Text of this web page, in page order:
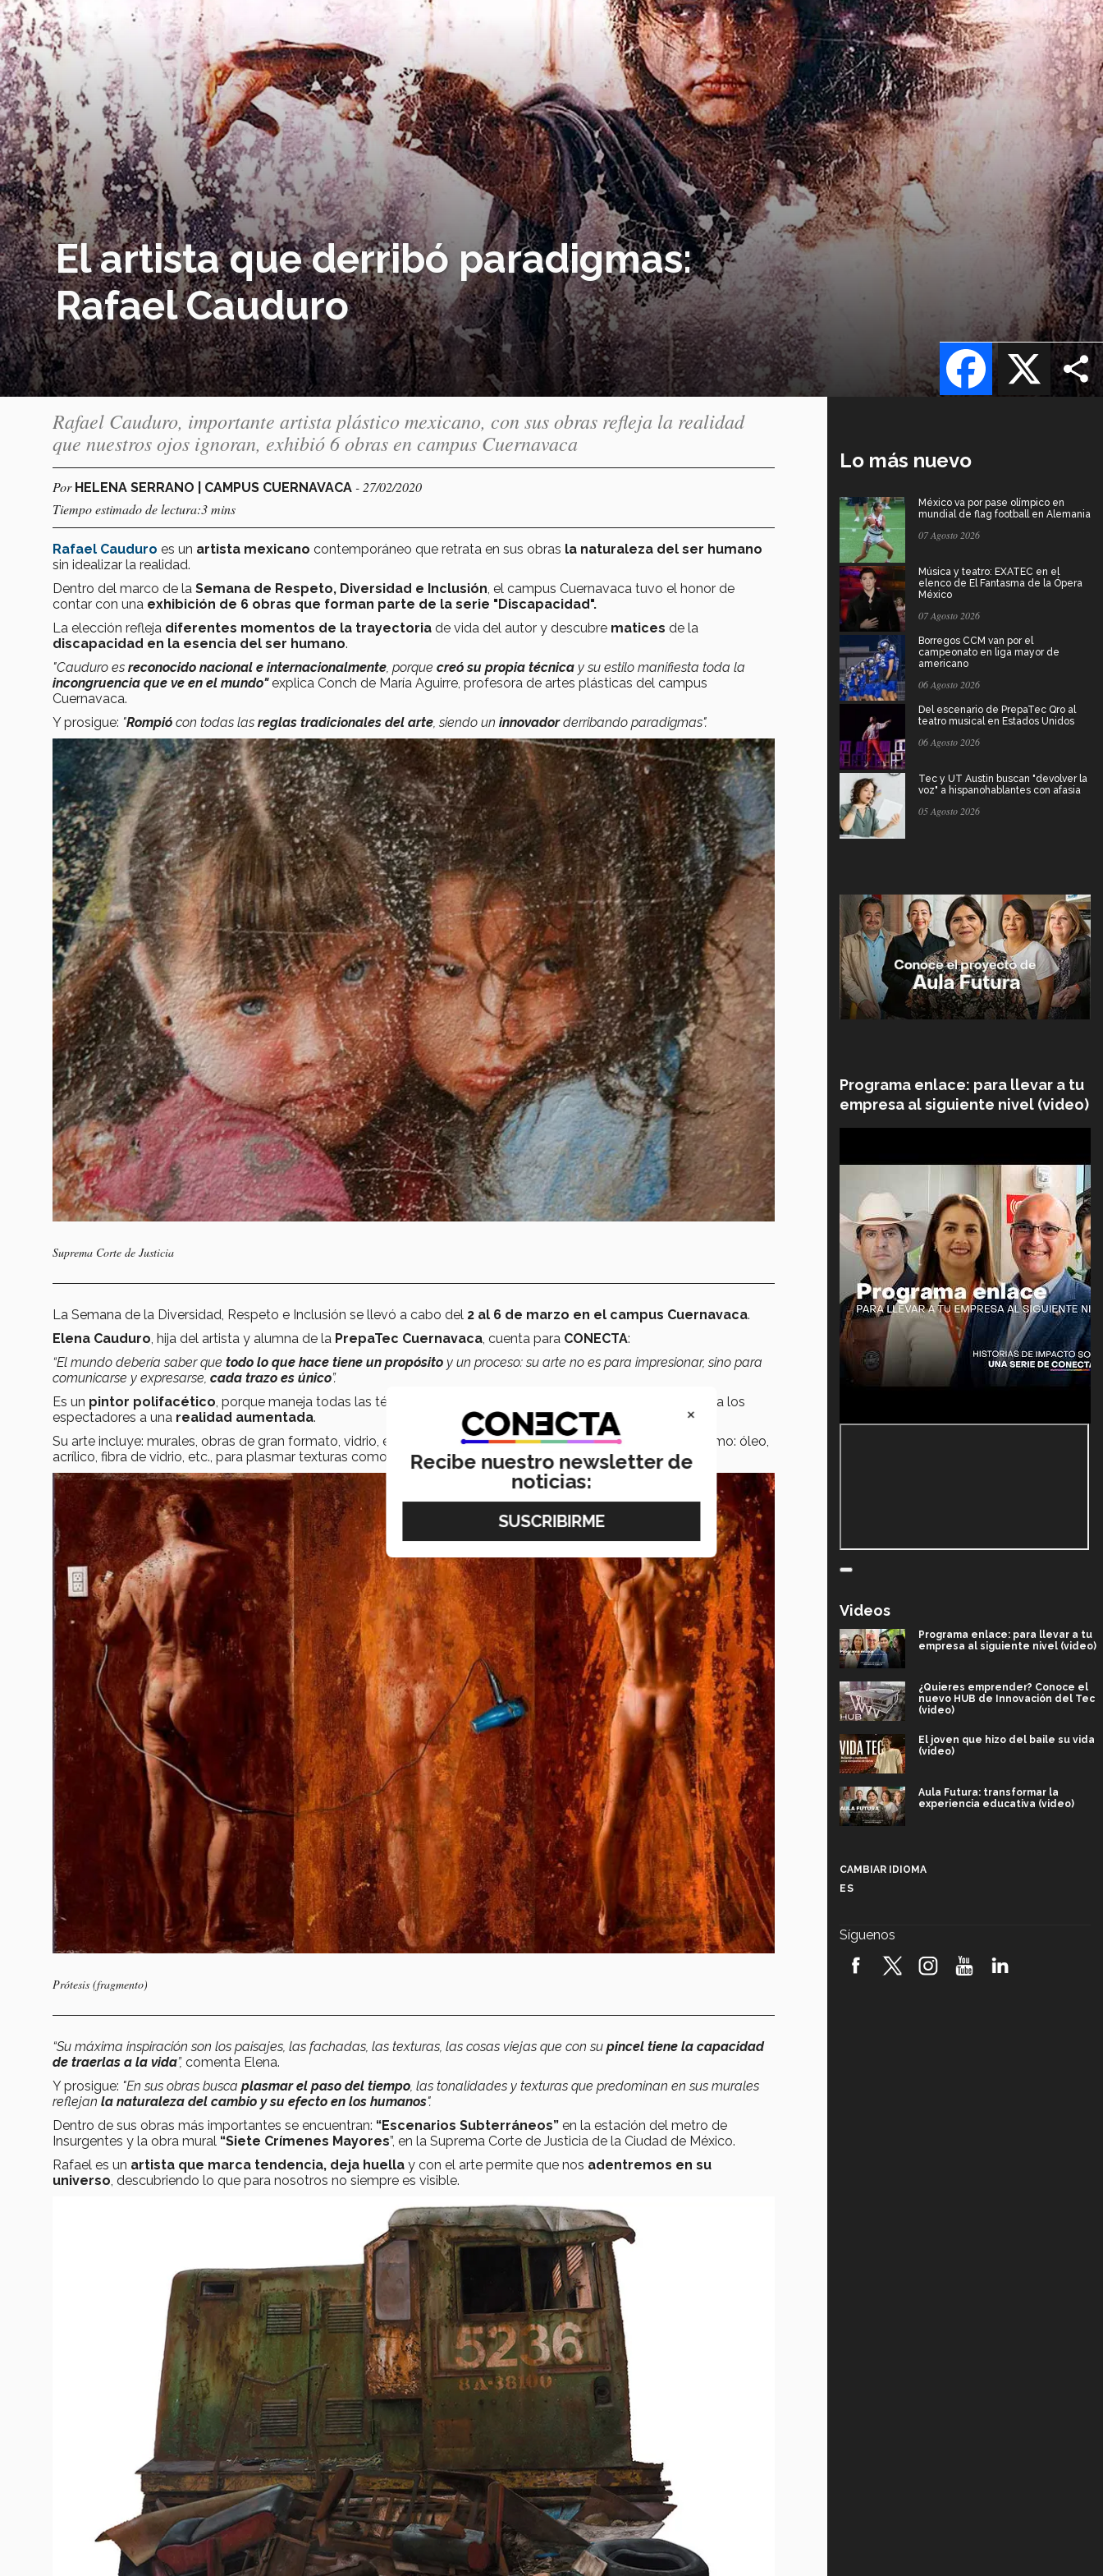
El artista que derribó paradigmas:
Rafael Cauduro
X
Facebook
Rafael Cauduro, importante artista plástico mexicano, con sus obras refleja la realidad
que nuestros ojos ignoran, exhibió 6 obras en campus Cuernavaca
Por HELENA SERRANO | CAMPUS CUERNAVACA - 27/02/2020
Tiempo estimado de lectura:3 mins
Rafael Cauduro es un artista mexicano contemporáneo que retrata en sus obras la naturaleza del ser humano
sin idealizar la realidad.
Dentro del marco de la Semana de Respeto, Diversidad e Inclusión , el campus Cuernavaca tuvo el honor de
contar con una exhibición de 6 obras que forman parte de la serie "Discapacidad".
La elección refleja diferentes momentos de la trayectoria de vida del autor y descubre matices de la
discapacidad en la esencia del ser humano.
"Cauduro es reconocido nacional e internacionalmente , porque creó su propia técnica y su estilo manifiesta toda la
incongruencia que ve en el mundo"explica Conch de María Aguirre, profesora de artes plásticas del campus
Cuernavaca.
Y prosigue: "Rompió con todas las reglas tradicionales del arte , siendo un innovadorderribando paradigmas".
Suprema Corte de Justicia
La Semana de la Diversidad, Respeto e Inclusión se llevó a cabo del 2 al 6 de marzo en el campus Cuernavaca.
Elena Cauduro , hija del artista y alumna de la PrepaTec Cuernavaca , cuenta para CONECTA:
“El mundo debería saber que todo lo que hace tiene un propósito y un proceso: su arte no es para impresionar, sino para
comunicarse y expresarse, cada trazo es único”.
Es un pintor polifacético , porque maneja todas las técnicas, utilizando diversos materiales lo que introduce a los
espectadores a una realidad aumentada.
Su arte incluye: murales, obras de gran formato, vidrio, escultura, bocetos y el uso de diferentes materiales como: óleo,
acrílico, fibra de vidrio, etc., para plasmar texturas como ladrillos, maderas, metales, azulejos.
Prótesis (fragmento)
“Su máxima inspiración son los paisajes, las fachadas, las texturas, las cosas viejas que con su pincel tiene la capacidad
de traerlas a la vida”, comenta Elena.
Y prosigue: "En sus obras busca plasmar el paso del tiempo, las tonalidades y texturas que predominan en sus murales
reflejan la naturaleza del cambio y su efecto en los humanos".
Dentro de sus obras más importantes se encuentran: “Escenarios Subterráneos” en la estación del metro de
Insurgentes y la obra mural “Siete Crímenes Mayores”, en la Suprema Corte de Justicia de la Ciudad de México.
Rafael es un artista que marca tendencia, deja huella y con el arte permite que nos adentremos en su
universo, descubriendo lo que para nosotros no siempre es visible.
Lo más nuevo
México va por pase olímpico en
mundial de flag football en Alemania
07 Agosto 2026
Música y teatro: EXATEC en el
elenco de El Fantasma de la Ópera
México
07 Agosto 2026
Borregos CCM van por el
campeonato en liga mayor de
americano
06 Agosto 2026
Del escenario de PrepaTec Qro al
teatro musical en Estados Unidos
06 Agosto 2026
Tec y UT Austin buscan "devolver la
voz" a hispanohablantes con afasia
05 Agosto 2026
Programa enlace: para llevar a tu
empresa al siguiente nivel (video)
Videos
Programa enlace: para llevar a tu
empresa al siguiente nivel (video)
¿Quieres emprender? Conoce el
nuevo HUB de Innovación del Tec
(video)
El joven que hizo del baile su vida
(video)
Aula Futura: transformar la
experiencia educativa (video)
robótica FIRST 2026! (video)
CAMBIAR IDIOMA
ES
Síguenos
×
Recibe nuestro newsletter de
noticias: